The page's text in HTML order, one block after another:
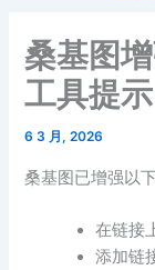
桑基图
工具提示
6 3 月, 2026
桑基图已增强以
在链接
添加链